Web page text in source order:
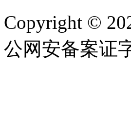
Copyright ©
公网安备案证